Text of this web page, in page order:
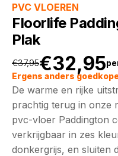
PVC VLOEREN
Floorlife
Plak
€37,95
prijs
was:
€32,95
Huidige
prijs
is:
Ergens anders
De warme en rijke
prachtig terug in onze
pvc-vloer Paddington
verkrijgbaar in zes
donkergrijs, en sluiten